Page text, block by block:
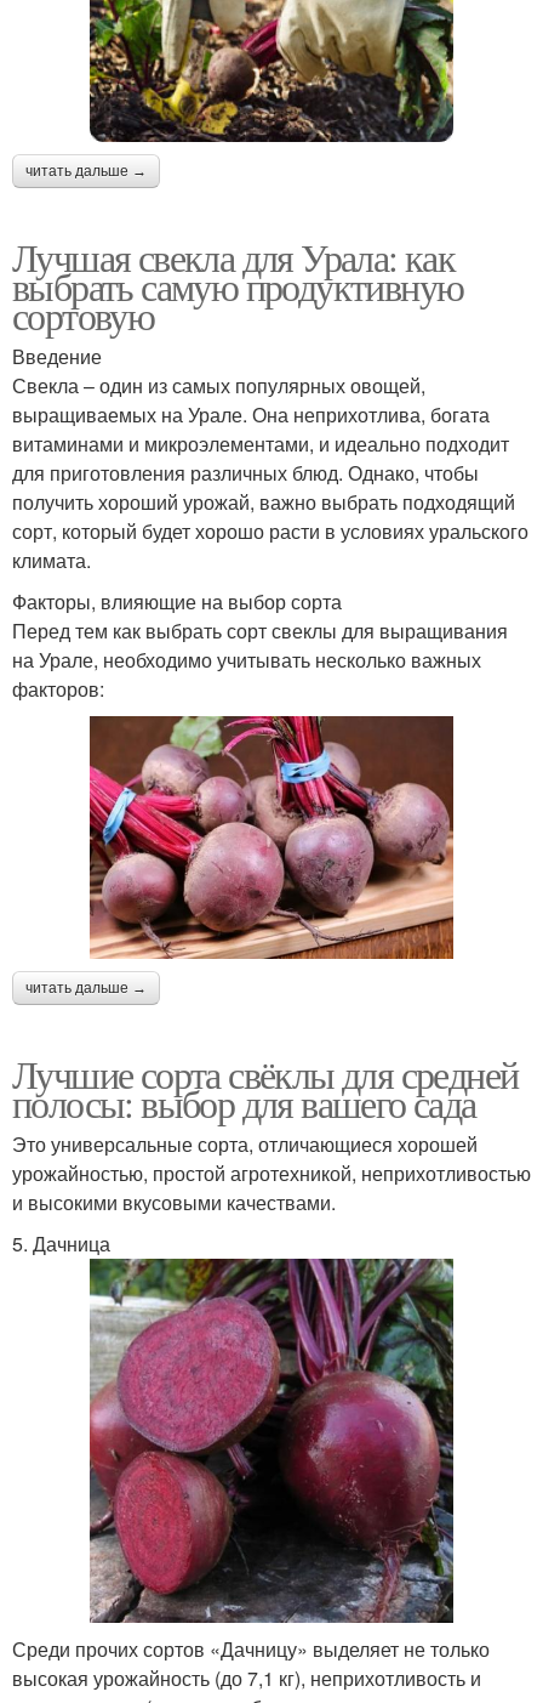
читать дальше →
Лучшая свекла для Урала: как
выбрать самую продуктивную
сортовую
Введение
Свекла – один из самых популярных овощей,
выращиваемых на Урале. Она неприхотлива, богата
витаминами и микроэлементами, и идеально подходит
для приготовления различных блюд. Однако, чтобы
получить хороший урожай, важно выбрать подходящий
сорт, который будет хорошо расти в условиях уральского
климата.
Факторы, влияющие на выбор сорта
Перед тем как выбрать сорт свеклы для выращивания
на Урале, необходимо учитывать несколько важных
факторов:
читать дальше →
Лучшие сорта свёклы для средней
полосы: выбор для вашего сада
Это универсальные сорта, отличающиеся хорошей
урожайностью, простой агротехникой, неприхотливостью
и высокими вкусовыми качествами.
5. Дачница
Среди прочих сортов «Дачницу» выделяет не только
высокая урожайность (до 7,1 кг), неприхотливость и